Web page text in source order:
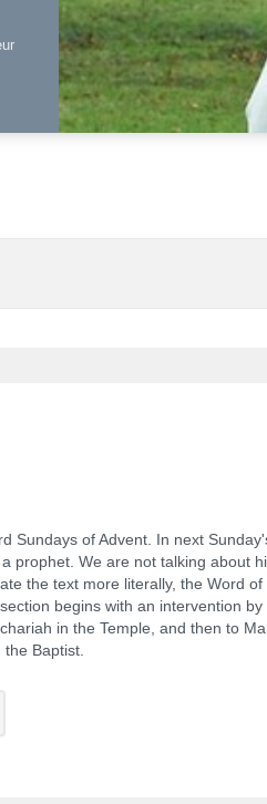
Sundays of Advent. In next
prophet. We are not talking about
the text more literally, the Word of
begins with an intervention
in the Temple, and then to
Baptist.